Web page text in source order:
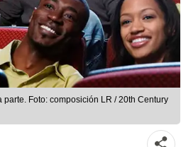
Foto: composición LR / 20th Century